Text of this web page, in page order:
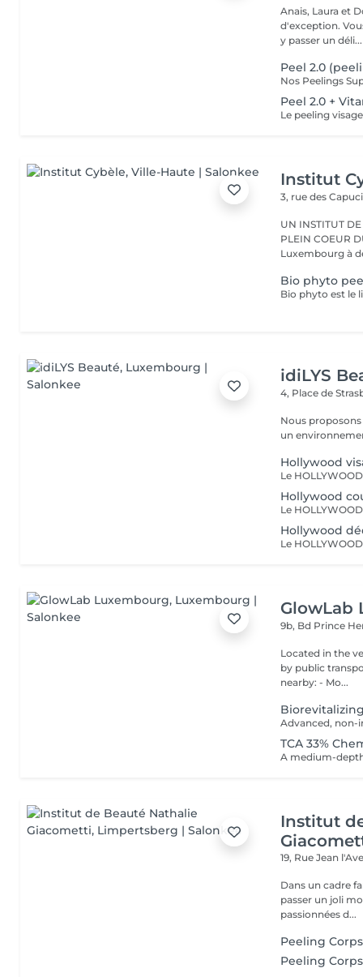
Anais, Laura et
d'exception. Vous serez accueillis dans un cadre raffiné et feutré pour
y passer un déli...
Peel 2.0
Peel 2.0 +
Institut
3, rue des
UN INSTITUT
PLEIN COEUR DU CENTRE
Luxembourg à
Bio phyto
idiLYS
4, Place de
Nous
un
Hollywood
Hollywood
Hollywood
GlowLab
9b, Bd Prince
Located in the very heart
by public transport:
nearby: - Mo...
TCA 33%
Institut
19, Rue Jean
Dans un cadre
passer un joli
passionnées d...
Peeling Corps
Peeling